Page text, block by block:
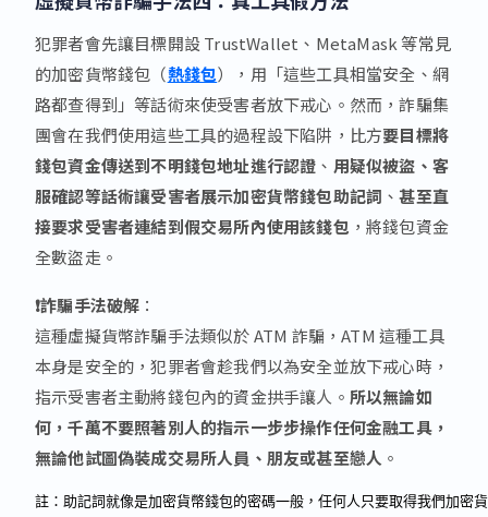
犯罪者會先讓目標開設 TrustWallet、MetaMask 等常見
的加密貨幣錢包（熱錢包），用「這些工具相當安全、網
路都查得到」等話術來使受害者放下戒心。然而，詐騙集
團會在我們使用這些工具的過程設下陷阱，比方要目標將
錢包資金傳送到不明錢包地址進行認證 、 用疑似被盜、客
服確認等話術讓受害者展示加密貨幣錢包助記詞 、甚至直
接要求受害者連結到假交易所內使用該錢包 ，將錢包資金
全數盜走。
❗詐騙手法破解 ：
這種虛擬貨幣詐騙手法類似於 ATM 詐騙，ATM 這種工具
本身是安全的，犯罪者會趁我們以為安全並放下戒心時，
指示受害者主動將錢包內的資金拱手讓人。 所以無論如
何，千萬不要照著別人的指示一步步操作任何金融工具，
無論他試圖偽裝成交易所人員、朋友或甚至戀人 。
註：助記詞就像是加密貨幣錢包的密碼一般，任何人只要取得我們加密